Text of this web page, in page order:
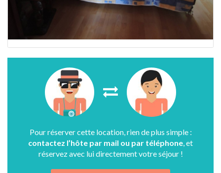
Pour réserver cette location, rien de plus simple :
contactez l’hôte par mail ou par téléphone , et
réservez avec lui directement votre séjour !